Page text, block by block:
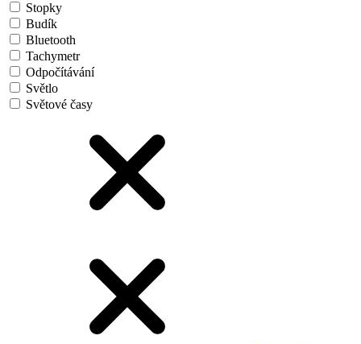
Stopky
Budík
Bluetooth
Tachymetr
Odpočítávání
Světlo
Světové časy